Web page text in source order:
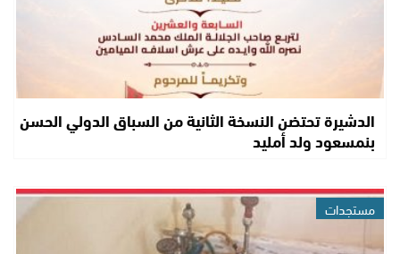
الدشيرة تحتضن النسخة الثانية من السباق الدولي الحسن
بنمسعود ولد أمليد
مستجدات